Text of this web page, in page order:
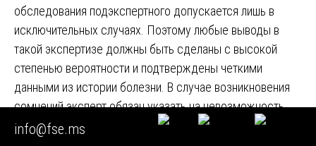
обследования подэкспертного допускается лишь в
исключительных случаях. Поэтому любые выводы в
такой экспертизе должны быть сделаны с высокой
степенью вероятности и подтверждены четкими
данными из истории болезни. В случае возникновения
сомнений эксперт обязан указать на невозможность
дать однозначный ответ без дополнительного
info@fse.ms